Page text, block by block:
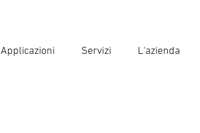
Applicazioni Servizi L'azienda